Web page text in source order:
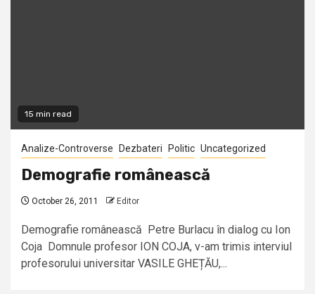
15 min read
Analize-Controverse Dezbateri Politic Uncategorized
Demografie românească
October 26, 2011 Editor
Demografie românească Petre Burlacu în dialog cu Ion
Coja Domnule profesor ION COJA, v-am trimis interviul
profesorului universitar VASILE GHEȚĂU,...